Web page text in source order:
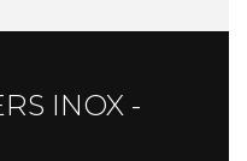
INOX -